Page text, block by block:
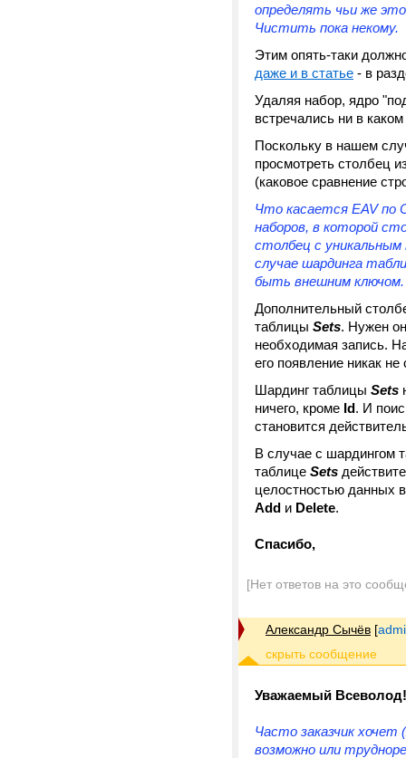
определять чьи же
Чистить пока некому.
Этим опять-таки
даже и в статье - в
Удаляя набор, ядро
встречались ни в
Поскольку в нашем
просмотреть столбец
(каковое сравнение
Что касается EAV по
наборов, в которой
столбец с
случае шардинга
быть внешним ключом.
Дополнительный
таблицы Sets. Нужен
необходимая запись.
его появление никак
Шардинг таблицы Sets
ничего, кроме Id. И
становится
В случае с шардингом
таблице Sets
целостностью данных
Add и Delete.
Спасибо,
[Нет ответов на это
Александр Сычёв [
Уважаемый Всеволод!
Часто заказчик
возможно или